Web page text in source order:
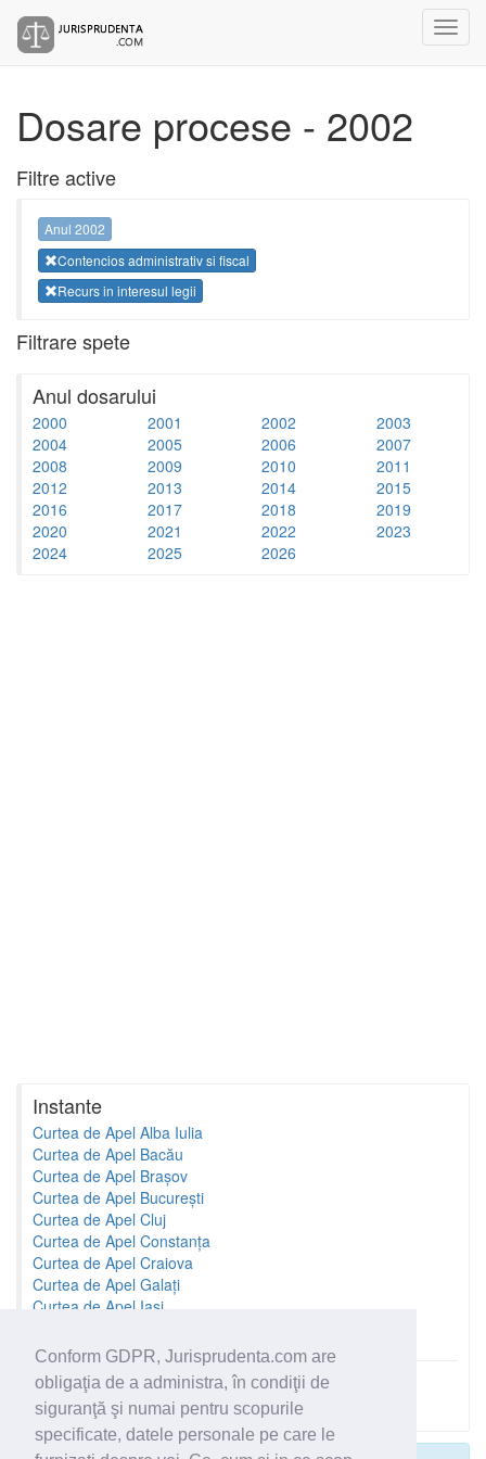
Conform GDPR, Jurisprudenta.com are
obligaţia de a administra, în condiţii de
siguranţă şi numai pentru scopurile
specificate, datele personale pe care le
Dosare procese - 2002
Filtre active
Anul 2002
Contencios administrativ si fiscal
Recurs in interesul legii
Filtrare spete
Anul dosarului
2000 2001 2002
2003
2004
2005 2006
2007
2008
2009 2010
2011
2012
2013 2014
2015
2016
2017 2018
2019
2020
2021 2022
2023
2024
2025 2026
Instante
Curtea de Apel Alba Iulia
Curtea de Apel Bacău
Curtea de Apel Brașov
Curtea de Apel București
Curtea de Apel Cluj
Curtea de Apel Constanța
Curtea de Apel Craiova
Curtea de Apel Galați
Curtea de Apel Iași
Toate instantele